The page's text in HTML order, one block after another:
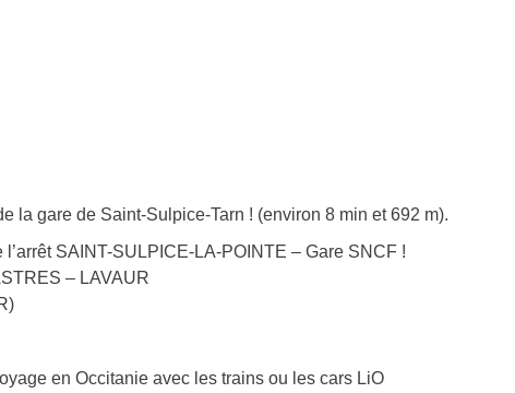
la gare de Saint-Sulpice-Tarn ! (environ 8 min et 692 m).
SAINT-SULPICE-LA-POINTE – Gare SNCF !
– LAVAUR
en Occitanie avec les trains ou les cars LiO